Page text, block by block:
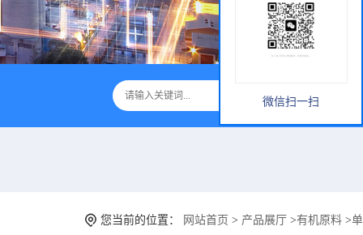
您当前的位置： 网站首页 > 产品展厅 >有机原料 >
微信扫一扫